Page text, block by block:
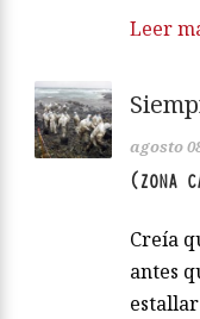
Leer
agosto
(ZONA
Creía
antes